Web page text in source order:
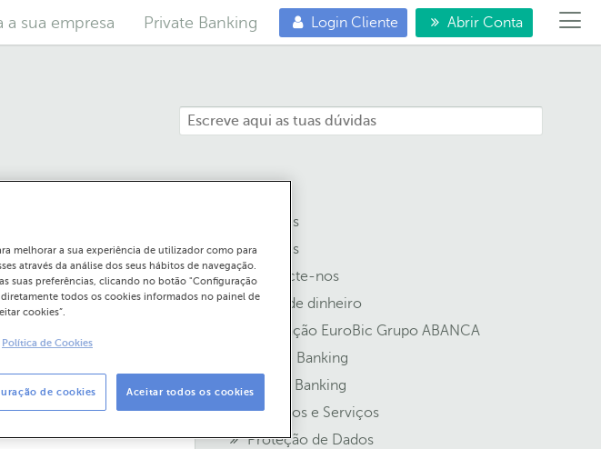
a sua empresa Private Banking Login Cliente Abrir Conta
Balcões
Cartões
Contacte-nos
Envio de dinheiro
Integração EuroBic Grupo ABANCA
Mobile Banking
Online Banking
Produtos e Serviços
Proteção de Dados
melhorar a sua experiência de utilizador como para
através da análise dos seus hábitos de navegação.
suas preferências, clicando no botão "Configuração
todos os cookies informados no painel de
cookies”.
Política de Cookies
de cookies Aceitar todos os cookies